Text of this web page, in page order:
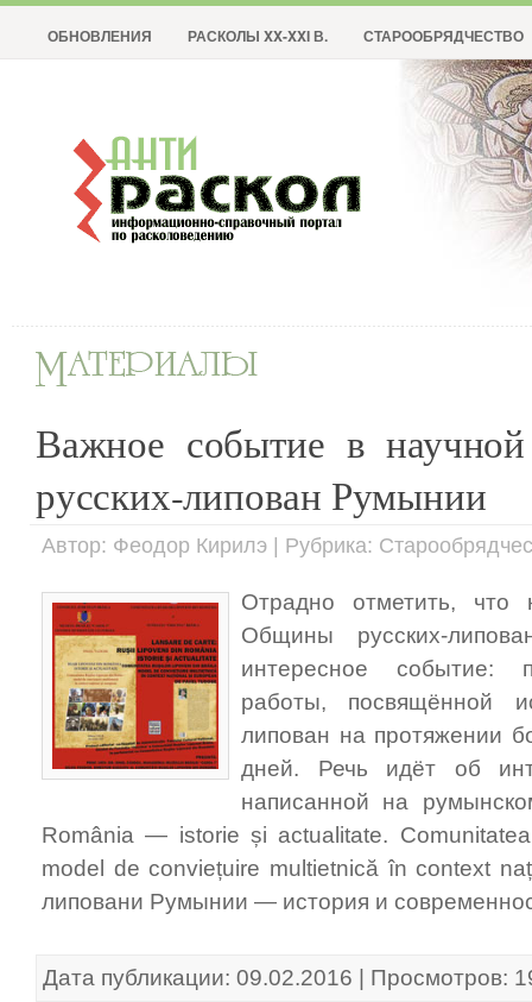
ОБНОВЛЕНИЯ РАСКОЛЫ XX-XXI В. СТАРООБРЯДЧЕСТВО
Важное событие в
русских-липован Румынии
Автор: Феодор Кирилэ | Рубрика:
Отрадно отметить,
Общины русских-
интересное событие:
работы, посвящённой
липован на протяжении
дней. Речь идёт об
написанной на
România — istorie și actualitate.
model de conviețuire multietnică în context
липовани Румынии — история и
Дата публикации: 09.02.2016 | Просмотров: